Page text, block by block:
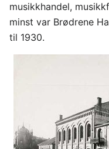
musikkhandel,
minst var Brødrene
til 1930.